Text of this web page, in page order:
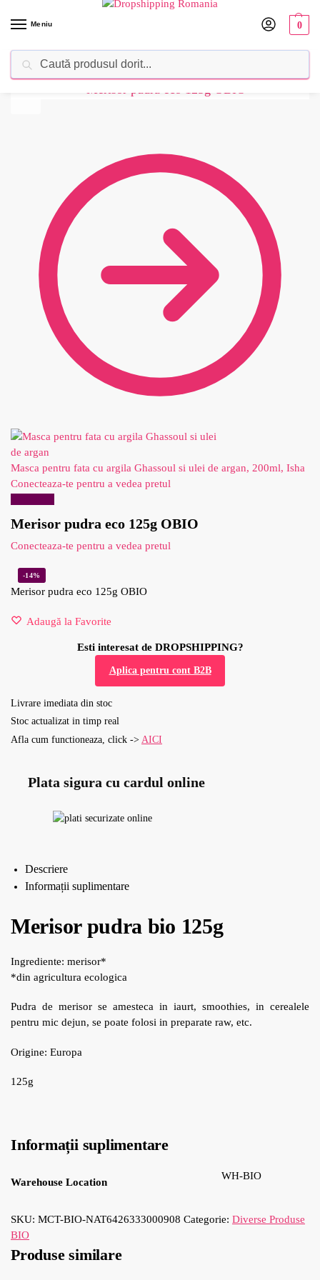
Meniu 0
Dropshipping Romania⚡ Furnizorul tău de produse
Masca pentru fata cu argila Ghassoul si ulei de argan, 200ml, Isha
Conecteaza-te pentru a vedea pretul
Merisor pudra eco 125g OBIO
Conecteaza-te pentru a vedea pretul
-14%
Merisor pudra eco 125g OBIO
Adaugă la Favorite
Esti interesat de DROPSHIPPING?
Aplica pentru cont B2B
Livrare imediata din stoc
Stoc actualizat in timp real
Afla cum functioneaza, click -> AICI
Plata sigura cu cardul online
Descriere
Informații suplimentare
Merisor pudra bio 125g
Ingrediente: merisor*
*din agricultura ecologica
Pudra de merisor se amesteca in iaurt, smoothies, in cerealele
pentru mic dejun, se poate folosi in preparate raw, etc.
Origine: Europa
125g
Informații suplimentare
Warehouse Location
WH-BIO
SKU: MCT-BIO-NAT6426333000908 Categorie: Diverse Produse
BIO
Produse similare